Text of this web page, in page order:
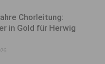
Chorleitung:
in Gold für Herwig